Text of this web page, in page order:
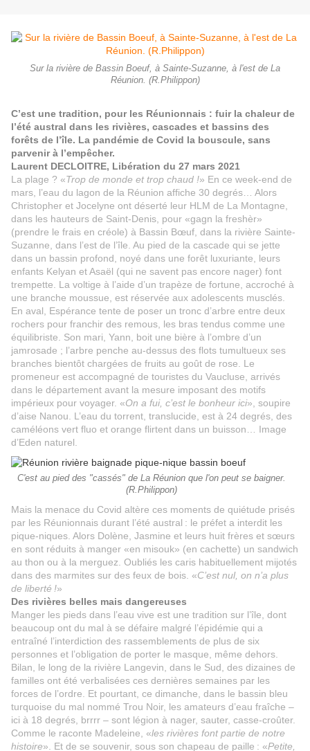
Sur la rivière de Bassin Boeuf, à Sainte-Suzanne, à l'est de La
Réunion. (R.Philippon)
C’est une tradition, pour les Réunionnais : fuir la chaleur de
l’été austral dans les rivières, cascades et bassins des
forêts de l’île. La pandémie de Covid la bouscule, sans
parvenir à l’empêcher.
Laurent DECLOITRE, Libération du 27 mars 2021
La plage ? «Trop de monde et trop chaud !» En ce week-end de
mars, l’eau du lagon de la Réunion affiche 30 degrés… Alors
Christopher et Jocelyne ont déserté leur HLM de La Montagne,
dans les hauteurs de Saint-Denis, pour «gagn la freshèr»
(prendre le frais en créole) à Bassin Bœuf, dans la rivière Sainte-
Suzanne, dans l’est de l’île. Au pied de la cascade qui se jette
dans un bassin profond, noyé dans une forêt luxuriante, leurs
enfants Kelyan et Asaël (qui ne savent pas encore nager) font
trempette. La voltige à l’aide d’un trapèze de fortune, accroché à
une branche moussue, est réservée aux adolescents musclés.
En aval, Espérance tente de poser un tronc d’arbre entre deux
rochers pour franchir des remous, les bras tendus comme une
équilibriste. Son mari, Yann, boit une bière à l’ombre d’un
jamrosade ; l’arbre penche au-dessus des flots tumultueux ses
branches bientôt chargées de fruits au goût de rose. Le
promeneur est accompagné de touristes du Vaucluse, arrivés
dans le département avant la mesure imposant des motifs
impérieux pour voyager. «On a fui, c’est le bonheur ici», soupire
d’aise Nanou. L’eau du torrent, translucide, est à 24 degrés, des
caméléons vert fluo et orange flirtent dans un buisson… Image
d’Eden naturel.
C'est au pied des "cassés" de La Réunion que l'on peut se baigner.
(R.Philippon)
Mais la menace du Covid altère ces moments de quiétude prisés
par les Réunionnais durant l’été austral : le préfet a interdit les
pique-niques. Alors Dolène, Jasmine et leurs huit frères et sœurs
en sont réduits à manger «en misouk» (en cachette) un sandwich
au thon ou à la merguez. Oubliés les caris habituellement mijotés
dans des marmites sur des feux de bois. «C’est nul, on n’a plus
de liberté !»
Des rivières belles mais dangereuses
Manger les pieds dans l’eau vive est une tradition sur l’île, dont
beaucoup ont du mal à se défaire malgré l’épidémie qui a
entraîné l’interdiction des rassemblements de plus de six
personnes et l’obligation de porter le masque, même dehors.
Bilan, le long de la rivière Langevin, dans le Sud, des dizaines de
familles ont été verbalisées ces dernières semaines par les
forces de l’ordre. Et pourtant, ce dimanche, dans le bassin bleu
turquoise du mal nommé Trou Noir, les amateurs d’eau fraîche –
ici à 18 degrés, brrrr – sont légion à nager, sauter, casse-croûter.
Comme le raconte Madeleine, «les rivières font partie de notre
histoire». Et de se souvenir, sous son chapeau de paille : «Petite,